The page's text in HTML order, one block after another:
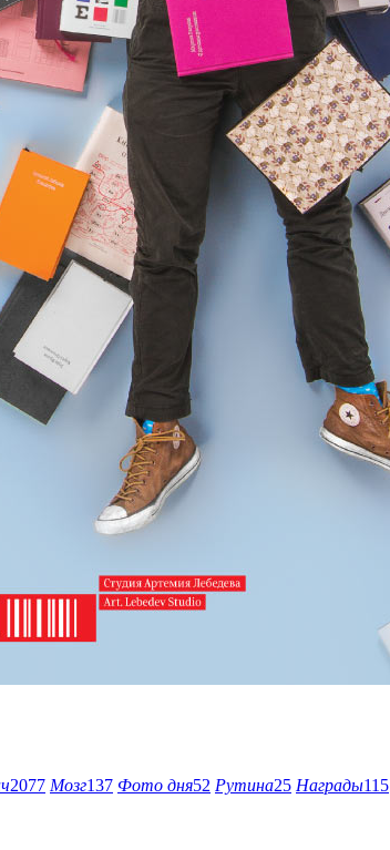
2077 Мозг137 Фото дня52 Рутина25 Награды115